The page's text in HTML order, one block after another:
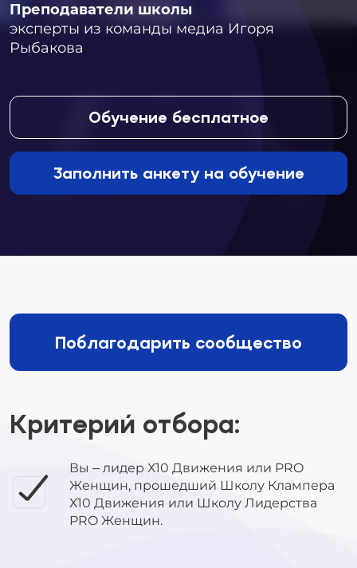
Преподаватели школы
эксперты из команды медиа Игоря
Рыбакова
Обучение бесплатное
Заполнить анкету на обучение
Поблагодарить сообщество
Критерий отбора:
Вы – лидер Х10 Движения или PRO
Женщин, прошедший Школу Клампера
Х10 Движения или Школу Лидерства
PRO Женщин.